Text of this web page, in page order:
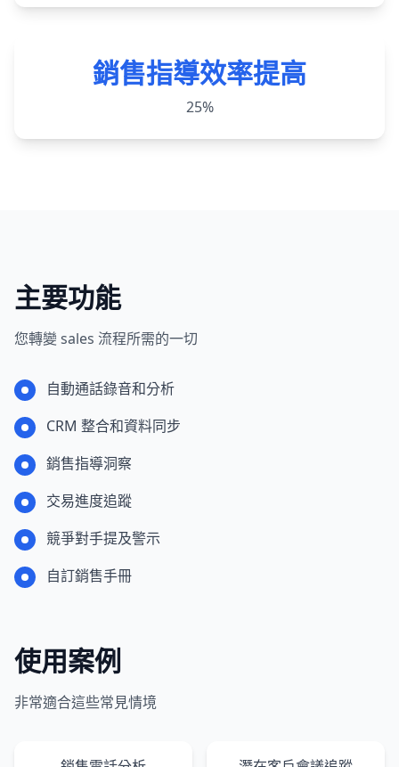
銷售指導效率提高
25%
主要功能
您轉變 sales 流程所需的一切
自動通話錄音和分析
CRM 整合和資料同步
銷售指導洞察
交易進度追蹤
競爭對手提及警示
自訂銷售手冊
使用案例
非常適合這些常見情境